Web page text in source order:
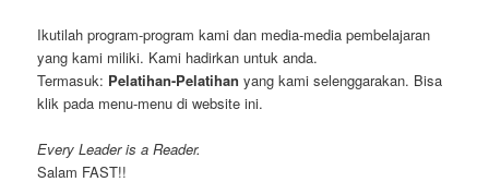
Ikutilah program-program kami dan media-media pembelajaran
yang kami miliki. Kami hadirkan untuk anda.
Termasuk: Pelatihan-Pelatihan yang kami selenggarakan. Bisa
klik pada menu-menu di website ini.
Every Leader is a Reader.
Salam FAST!!